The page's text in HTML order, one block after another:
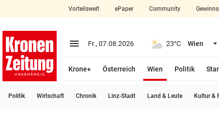
closeSchließen
account_circle Anmelden
arrow_right
Vorteilswelt ePaper Community
menu Menü aufklappen
Fr., 07.08.2026 23°C Wien
Krone+ Österreich Wien
Politik
Politik Wirtschaft Chronik Linz-Stadt Land & Leute Kultur &